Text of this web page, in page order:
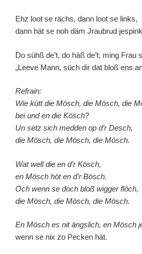
Ehz loot se rächs, dann loot se links,
dann hät se noh däm Jraubrud
Do sühß de’t, do häß de’t, ming Frau
„Leeve Mann, süch dir dat bloß ens
Refrain:
Wie kütt die Mösch, die Mösch, die
bei und en die Kösch?
Un setz sich medden op d’r Desch,
die Mösch, die Mösch, die Mösch.
Wat well die en d’r Kösch,
en Mösch höt en d’r Bösch.
Och wenn se doch bloß wigger flöch,
die Mösch, die Mösch, die Mösch.
En Mösch es nit ängslich, en Mösch
wenn se nix zo Pecken hät.